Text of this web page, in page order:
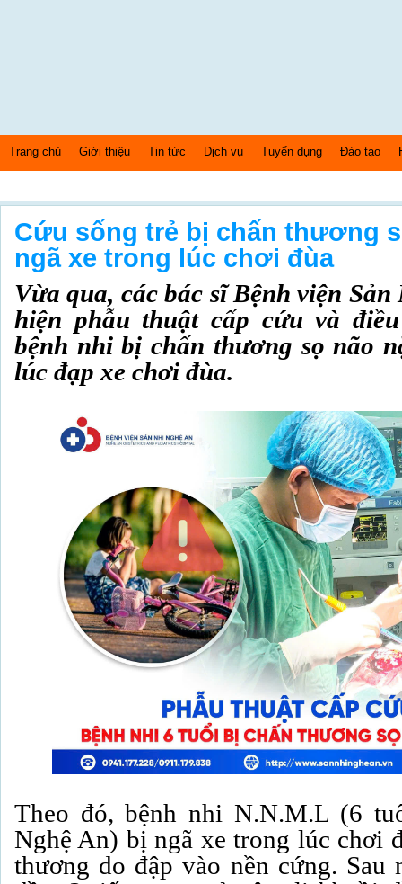
Trang chủ Giới thiệu Tin tức Dịch vụ Tuyển dụng Đào tạo
Cứu sống trẻ bị chấn thương
ngã xe trong lúc chơi đùa
Vừa qua, các bác sĩ Bệnh viện
hiện phẫu thuật cấp cứu và
bệnh nhi bị chấn thương sọ não
lúc đạp xe chơi đùa.
Theo đó, bệnh nhi N.N.M.L (6
Nghệ An) bị ngã xe trong lúc chơi
thương do đập vào nền cứng. Sau